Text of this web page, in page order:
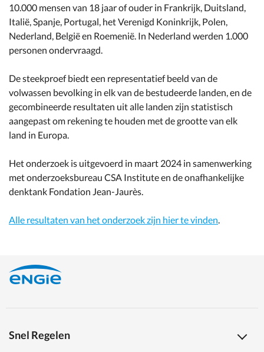
10.000 mensen van 18 jaar of ouder in Frankrijk, Duitsland,
Italië, Spanje, Portugal, het Verenigd Koninkrijk, Polen,
Nederland, België en Roemenië. In Nederland werden 1.000
personen ondervraagd.
De steekproef biedt een representatief beeld van de
volwassen bevolking in elk van de bestudeerde landen, en de
gecombineerde resultaten uit alle landen zijn statistisch
aangepast om rekening te houden met de grootte van elk
land in Europa.
Het onderzoek is uitgevoerd in maart 2024 in samenwerking
met onderzoeksbureau CSA Institute en de onafhankelijke
denktank Fondation Jean-Jaurès.
Alle resultaten van het onderzoek zijn hier te vinden.
Snel Regelen